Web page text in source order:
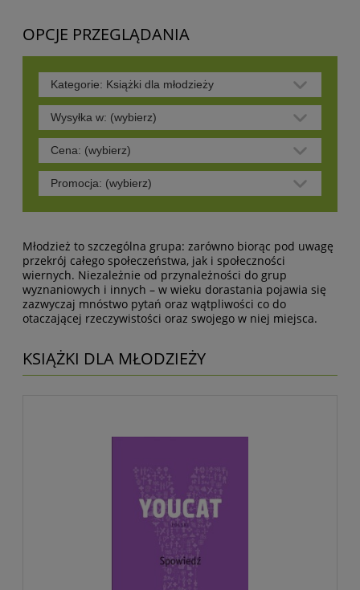
OPCJE PRZEGLĄDANIA
Kategorie: Książki dla młodzieży
Wysyłka w: (wybierz)
Cena: (wybierz)
Promocja: (wybierz)
Młodzież to szczególna grupa: zarówno biorąc pod uwagę
przekrój całego społeczeństwa, jak i społeczności
wiernych. Niezależnie od przynależności do grup
wyznaniowych i innych – w wieku dorastania pojawia się
zazwyczaj mnóstwo pytań oraz wątpliwości co do
otaczającej rzeczywistości oraz swojego w niej miejsca.
KSIĄŻKI DLA MŁODZIEŻY